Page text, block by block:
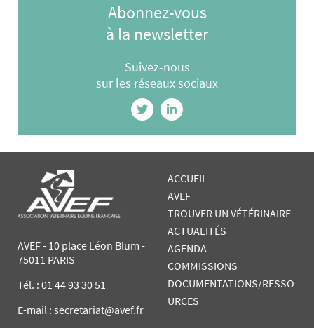
Abonnez-vous
à la newsletter
Suivez-nous
sur les réseaux sociaux
AVEF - 10 place Léon Blum -
75011 PARIS
Tél. : 01 44 93 30 51
E-mail : secretariat@avef.fr
ACCUEIL
AVEF
TROUVER UN VÉTÉRINAIRE
ACTUALITÉS
AGENDA
COMMISSIONS
DOCUMENTATIONS/RESSO
URCES